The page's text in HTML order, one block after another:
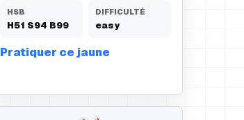
HSB
H51 S94 B99
DIFFICULTÉ
easy
Pratiquer ce jaune